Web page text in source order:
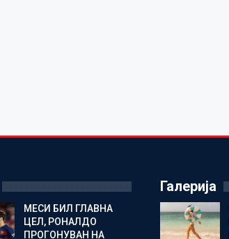
МЕСИ БИЛ ГЛАВНА
ЦЕЛ, РОНАЛДО
ПРОГОНУВАН НА
Галерија